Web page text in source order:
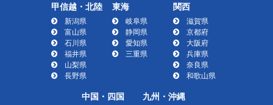
甲信越・北陸
新潟県
富山県
石川県
福井県
山梨県
長野県
東海
岐阜県
静岡県
愛知県
三重県
関西
滋賀県
京都府
大阪府
兵庫県
奈良県
和歌山県
中国・四国 九州・沖縄